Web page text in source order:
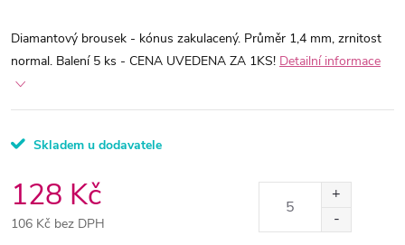
Diamantový brousek - kónus zakulacený. Průměr 1,4 mm, zrnitost
normal. Balení 5 ks - CENA UVEDENA ZA 1KS! Detailní informace
Skladem u dodavatele
128 Kč
106 Kč bez DPH